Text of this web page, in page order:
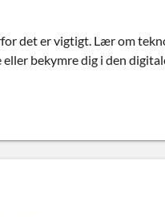
det er vigtigt. Lær om
bekymre dig i den